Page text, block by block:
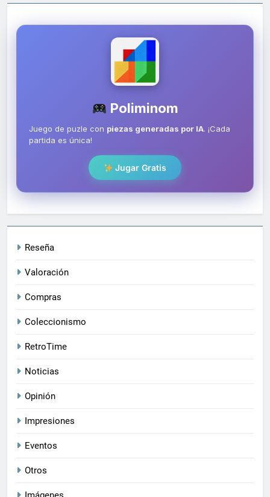
Poliminom
Juego de puzle con piezas generadas por IA. ¡Cada
partida es única!
Jugar Gratis
Reseña
Valoración
Compras
Coleccionismo
RetroTime
Noticias
Opinión
Impresiones
Eventos
Otros